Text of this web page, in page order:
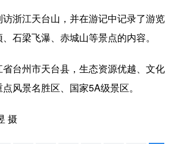
天津 河北 山西
吉林
浙江天台山，并在游记中记录了游览
石梁飞瀑、赤城山等景点的内容。
台州市天台县，生态资源优越、文化
风景名胜区、国家5A级景区。
摄